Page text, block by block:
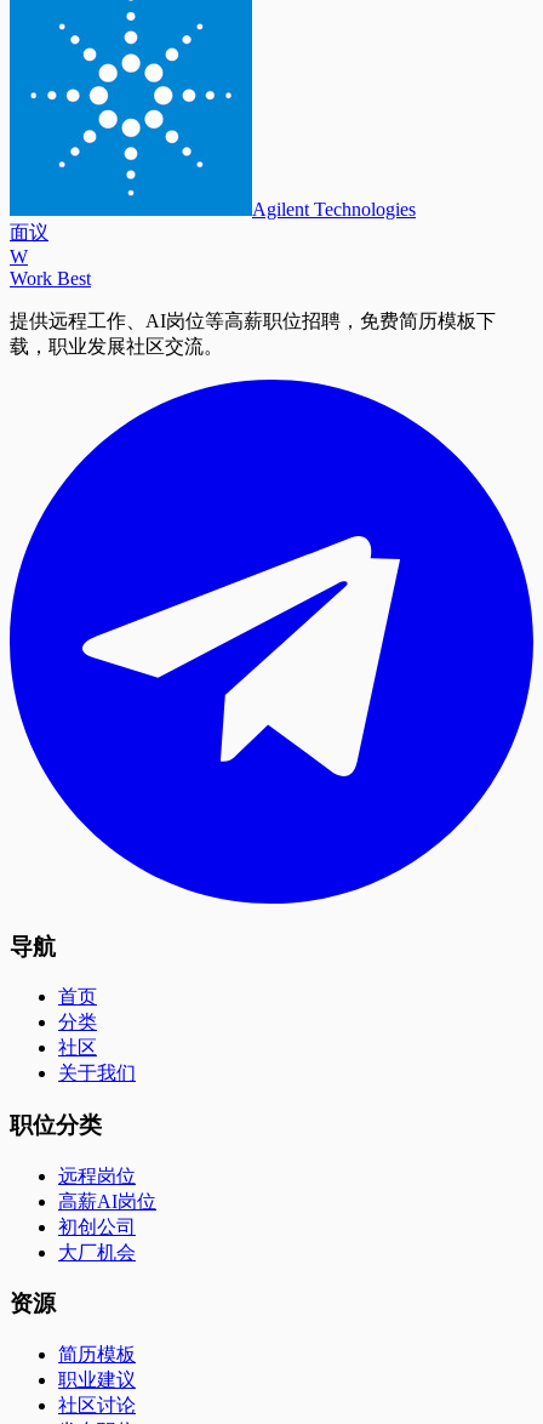
Agilent Technologies
面议
W
Work Best
提供远程工作、AI岗位等高薪职位招聘，免费简历模板下
载，职业发展社区交流。
导航
首页
分类
社区
关于我们
职位分类
远程岗位
高薪AI岗位
初创公司
大厂机会
资源
简历模板
职业建议
社区讨论